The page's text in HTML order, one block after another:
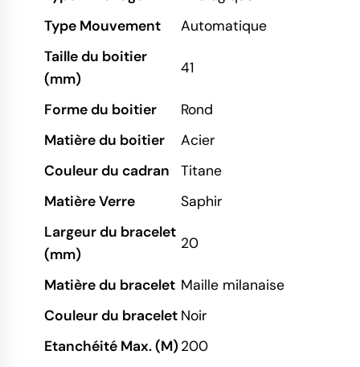
Type Mouvement
Automatique
Taille du boitier
(mm)
41
Forme du boitier
Rond
Matière du boitier
Acier
Couleur du cadran
Titane
Matière Verre
Saphir
Largeur du bracelet
(mm)
20
Matière du bracelet Maille milanaise
Couleur du bracelet Noir
Etanchéité Max. (M)200